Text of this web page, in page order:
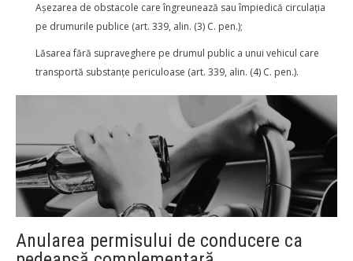
Așezarea de obstacole care îngreunează sau împiedică circulația
pe drumurile publice (art. 339, alin. (3) C. pen.);
Lăsarea fără supraveghere pe drumul public a unui vehicul care
transportă substanțe periculoase (art. 339, alin. (4) C. pen.).
Anularea permisului de conducere ca